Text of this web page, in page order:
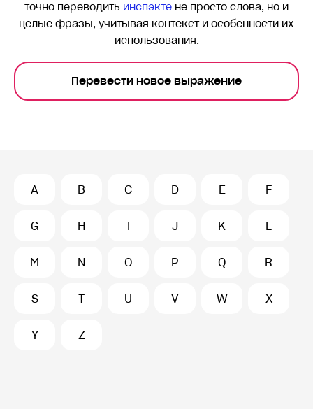
точно переводить инспэкте не просто слова, но и
целые фразы, учитывая контекст и особенности их
использования.
Перевести новое выражение
A B C D E F
G H I J K L
M N O P Q R
S T U V W X
Y Z